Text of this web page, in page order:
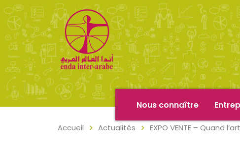
Nous connaître
Accueil Actualités EXPO VENTE – Quand